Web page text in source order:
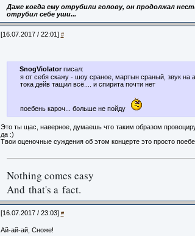
Даже когда ему отрубили голову, он продолжал
отрубил себе уши...
[16.07.2017 / 22:01] #
SnogViolatorписал:
я от себя скажу - шоу сраное, мартын сраный, звук на
тока дейв тащил всё.... и спирита почти нет
поебень кароч... больше не пойду
Это ты щас, наверное, думаешь что таким образом
да :)
Твои оценочные суждения об этом концерте это просто
Nothing comes easy
And that's a fact.
[16.07.2017 / 23:03] #
Ай-ай-ай, Сноже!